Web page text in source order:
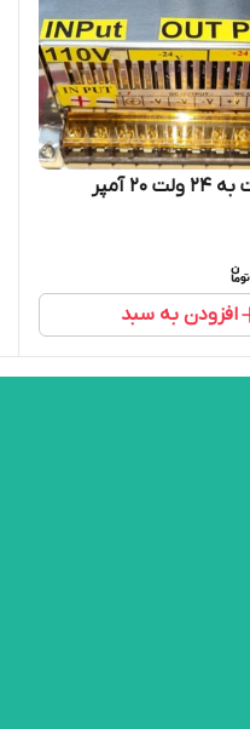
افزودن به سبد